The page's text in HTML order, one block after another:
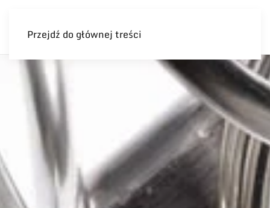
Przejdź do głównej treści